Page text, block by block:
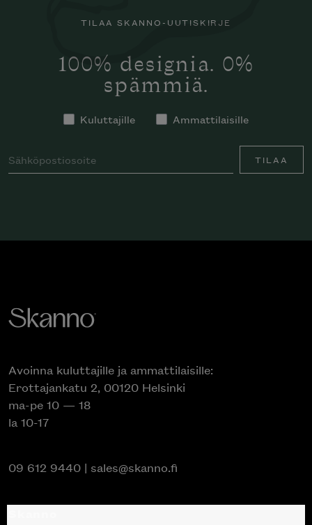
TILAA SKANNO-UUTISKIRJE
100% designia. 0%
spämmiä.
Kuluttajille Ammattilaisille
TILAA
Avoinna kuluttajille ja ammattilaisille:
Erottajankatu 2, 00120 Helsinki
ma-pe 10 — 18
la 10-17
09 612 9440 | sales@skanno.fi